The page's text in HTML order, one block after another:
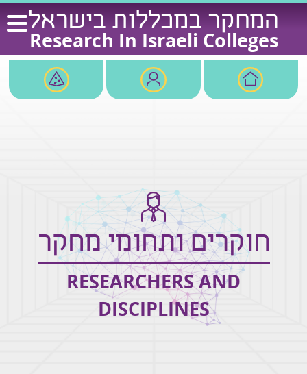
Skip
content
המחקר במכללות בישראל
Research In Israeli Colleges
חוקרים ותחומי מחקר
RESEARCHERS AND
DISCIPLINES